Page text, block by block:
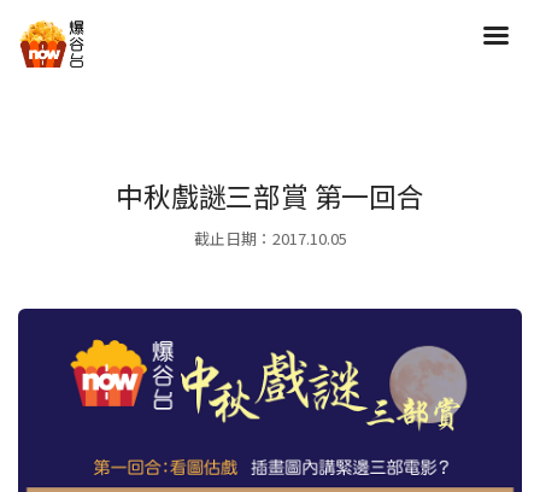
動作
科幻
動畫
家庭
歌舞
成人
中秋戲謎三部賞 第一回合
截止日期：2017.10.05